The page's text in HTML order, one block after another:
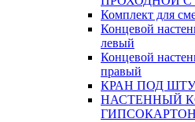
Комплект для
Концевой
левый
Концевой
правый
КРАН ПОД
НАСТЕННЫЙ